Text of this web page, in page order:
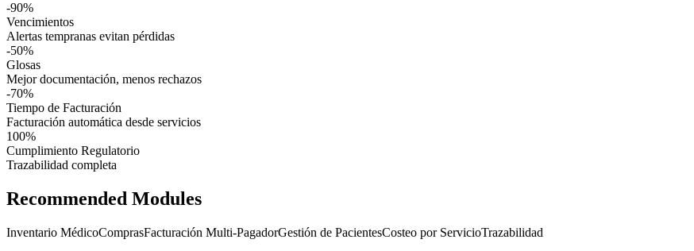
-90%
Vencimientos
Alertas tempranas evitan pérdidas
-50%
Glosas
Mejor documentación, menos rechazos
-70%
Tiempo de Facturación
Facturación automática desde servicios
100%
Cumplimiento Regulatorio
Trazabilidad completa
Recommended Modules
Inventario MédicoComprasFacturación Multi-PagadorGestión de PacientesCosteo por ServicioTrazabilidad